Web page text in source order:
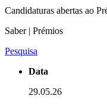
Candidaturas abertas ao
Saber | Prémios
Pesquisa
Data
29.05.26